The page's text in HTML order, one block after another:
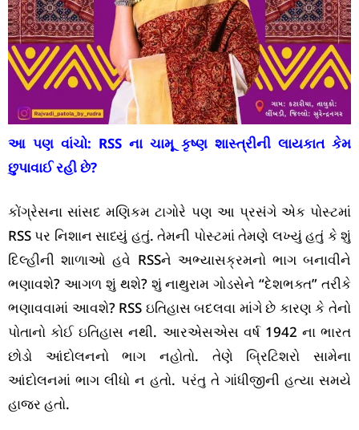
આ પણ વાંચો: RSS ના ચામૂ કૃષ્ણ શાસ્ત્રીની લાયકાત કેમ
છુપાવાઈ રહી છે?
કોંગ્રેસના સાંસદ મણિકમ ટાગોરે પણ આ પ્રસંગે એક પોસ્ટમાં
RSS પર નિશાન સાધ્યું હતું. તેમની પોસ્ટમાં તેમણે લખ્યું હતું કે શું
દિલ્હીની શાળાઓ હવે RSSને અભ્યાસક્રમનો ભાગ બનાવીને
ભણાવશે? આગળ શું થશે? શું નાથુરામ ગોડસેને “દેશભક્ત” તરીકે
ભણાવવામાં આવશે? RSS ઇતિહાસ બદલવા માંગે છે કારણ કે તેનો
પોતાનો કોઈ ઇતિહાસ નથી. આરએસએસ વર્ષ 1942 ના ભારત
છોડો આંદોલનનો ભાગ નહોતો. તેણે બ્રિટિશરો સામેના
આંદોલનમાં ભાગ લીધો ન હતો. પરંતુ તે ગાંધીજીની હત્યા સમયે
હાજર હતો.